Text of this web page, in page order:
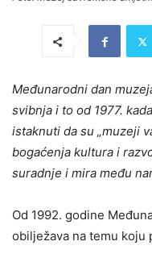
Međunarodni dan
svibnja i to od 1977.
istaknuti da su „muzeji
bogaćenja kultura i
suradnje i mira među
Od 1992. godine
obilježava na temu koju